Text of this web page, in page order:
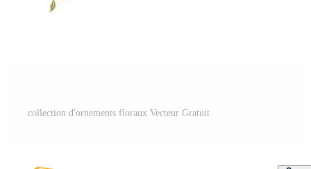
collection d'ornements floraux Vecteur Gratuit